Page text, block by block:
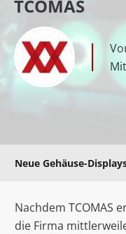
TCOMAS
Neue Gehäuse-
Nachdem TCOMAS
die Firma